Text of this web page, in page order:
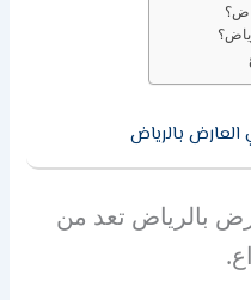
بالرياض
بالرياض تعد من